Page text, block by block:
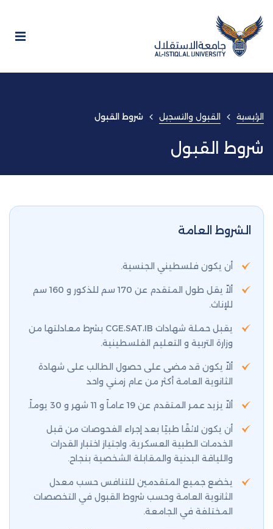
الرئيسية القبول والتسجيل شروط القبول
شروط القبول
الشروط العامة
أن يكون فلسطيني الجنسية.
ألاّ يقل طول المتقدم عن 170 سم للذكور و 160 سم
للإناث.
يقبل حملة شهادات CGE،SAT،IB بشرط معادلتها من
وزارة التربية و التعليم الفلسطينية.
ألاّ يكون قد مضى على حصول الطالب على شهادة
الثانوية العامة أكثر من عام زمني واحد
ألاّ يزيد عمر المتقدم عن 19 عاماً و 11 شهر و 30 يوماً.
أن يكون لائقًا طبيًا بعد إجراء الفحوصات من قبل
الخدمات الطبية العسكرية، واجتياز اختبار القدرات
واللياقة البدنية والمقابلة الشخصية بنجاح.
يخضع جميع المتقدمين للتنافس حسب معدل
الثانوية العامة وحسب شروط القبول في التخصصات
المختلفة في الجامعة.